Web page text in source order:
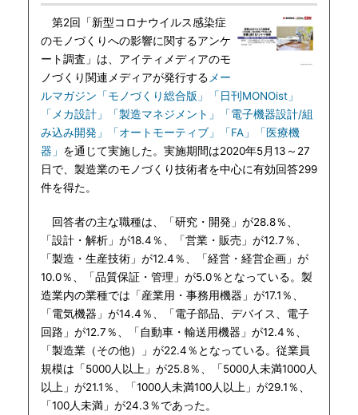
第2回「新型コロナウイルス感染症
のモノづくりへの影響に関するアンケ
ート調査」は、アイティメディアのモ
ノづくり関連メディアが発行する メー
ルマガジン「モノづくり総合版」「日刊MONOist」
「メカ設計」「製造マネジメント」「電子機器設計/組
み込み開発」「オートモーティブ」「FA」「医療機
器」 を通じて実施した。実施期間は2020年5月13～27
日で、製造業のモノづくり技術者を中心に有効回答299
件を得た。
回答者の主な職種は、「研究・開発」が28.8％、
「設計・解析」が18.4％、「営業・販売」が12.7％、
「製造・生産技術」が12.4％、「経営・経営企画」が
10.0％、「品質保証・管理」が5.0％となっている。製
造業内の業種では「産業用・事務用機器」が17.1％、
「電気機器」が14.4％、「電子部品、デバイス、電子
回路」が12.7％、「自動車・輸送用機器」が12.4％、
「製造業（その他）」が22.4％となっている。従業員
規模は「5000人以上」が25.8％、「5000人未満1000人
以上」が21.1％、「1000人未満100人以上」が29.1％、
「100人未満」が24.3％であった。